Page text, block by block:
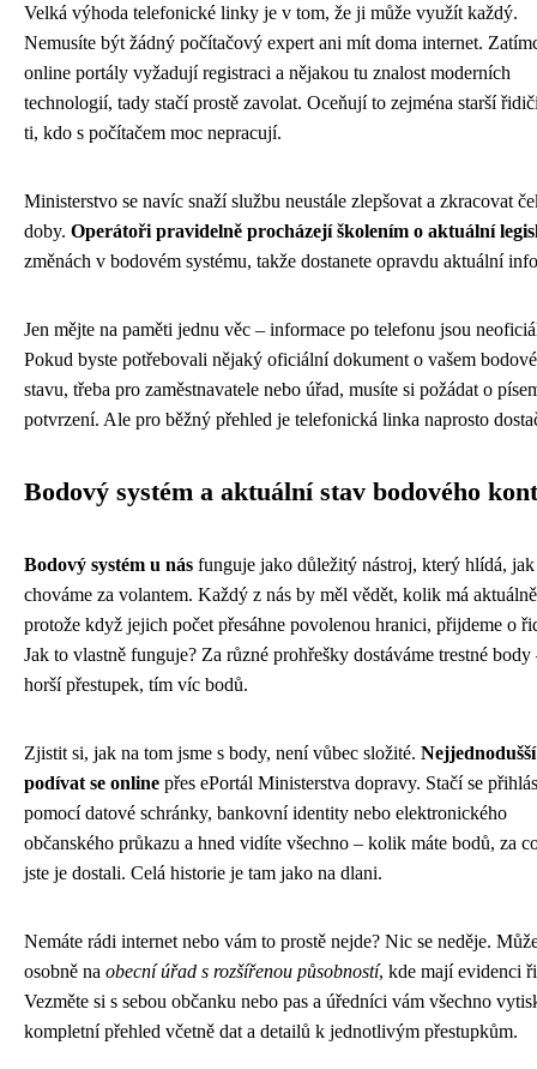
Velká výhoda telefonické linky je v tom, že ji může využít každý.
Nemusíte být žádný počítačový expert ani mít doma internet.
online portály vyžadují registraci a nějakou tu znalost moderních
technologií, tady stačí prostě zavolat. Oceňují to zejména starší
ti, kdo s počítačem moc nepracují.
Ministerstvo se navíc snaží službu neustále zlepšovat a zkracovat
doby. Operátoři pravidelně procházejí školením o aktuální
změnách v bodovém systému, takže dostanete opravdu aktuální
Jen mějte na paměti jednu věc – informace po telefonu jsou
Pokud byste potřebovali nějaký oficiální dokument o vašem
stavu, třeba pro zaměstnavatele nebo úřad, musíte si požádat o
potvrzení. Ale pro běžný přehled je telefonická linka naprosto
Bodový systém a aktuální stav bodového
Bodový systém u nás funguje jako důležitý nástroj, který hlídá, jak
chováme za volantem. Každý z nás by měl vědět, kolik má
protože když jejich počet přesáhne povolenou hranici, přijdeme o
Jak to vlastně funguje? Za různé prohřešky dostáváme trestné body
horší přestupek, tím víc bodů.
Zjistit si, jak na tom jsme s body, není vůbec složité.
podívat se online přes ePortál Ministerstva dopravy. Stačí se
pomocí datové schránky, bankovní identity nebo elektronického
občanského průkazu a hned vidíte všechno – kolik máte bodů, za
jste je dostali. Celá historie je tam jako na dlani.
Nemáte rádi internet nebo vám to prostě nejde? Nic se neděje.
osobně na obecní úřad s rozšířenou působností, kde mají evidenci
Vezměte si s sebou občanku nebo pas a úředníci vám všechno
kompletní přehled včetně dat a detailů k jednotlivým přestupkům.